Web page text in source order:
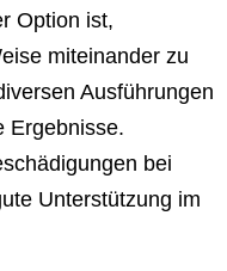
Option ist,
miteinander zu
Ausführungen
Ergebnisse.
bei
Unterstützung im